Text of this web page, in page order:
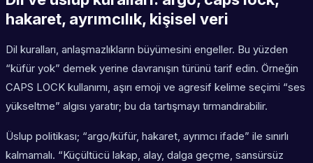
hakaret, ayrımcılık, kişisel veri
Dil kuralları, anlaşmazlıkların büyümesini engeller. Bu yüzden
“küfür yok” demek yerine davranışın türünü tarif edin. Örneğin
CAPS LOCK kullanımı, aşırı emoji ve agresif kelime seçimi “ses
yükseltme” algısı yaratır; bu da tartışmayı tırmandırabilir.
Üslup politikası; “argo/küfür, hakaret, ayrımcı ifade” ile sınırlı
kalmamalı. “Küçültücü lakap, alay, dalga geçme, sansürsüz